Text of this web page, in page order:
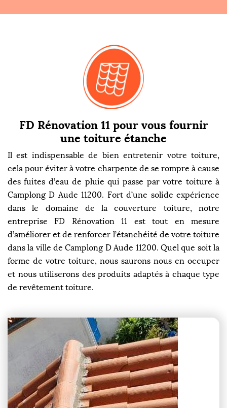
FD Rénovation 11 pour vous fournir
une toiture étanche
Il est indispensable de bien entretenir votre toiture,
cela pour éviter à votre charpente de se rompre à cause
des fuites d’eau de pluie qui passe par votre toiture à
Camplong D Aude 11200. Fort d’une solide expérience
dans le domaine de la couverture toiture, notre
entreprise FD Rénovation 11 est tout en mesure
d’améliorer et de renforcer l’étanchéité de votre toiture
dans la ville de Camplong D Aude 11200. Quel que soit la
forme de votre toiture, nous saurons nous en occuper
et nous utiliserons des produits adaptés à chaque type
de revêtement toiture.